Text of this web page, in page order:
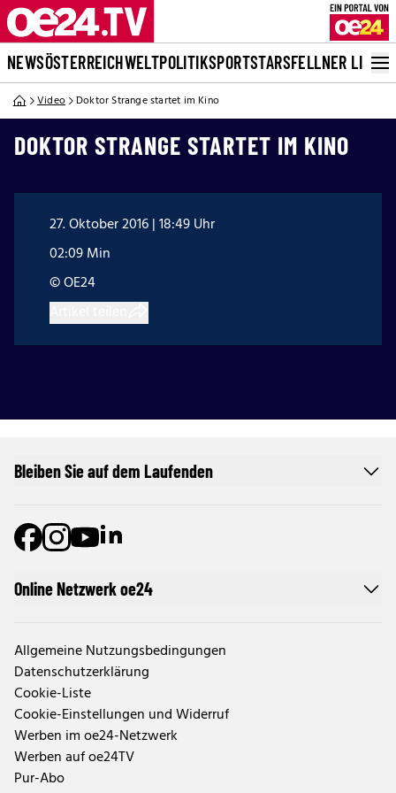
NEWSÖSTERREICHWELTPOLITIKSPORTSTARSFELLNER LIVE
Video Doktor Strange startet im Kino
DOKTOR STRANGE STARTET IM KINO
27. Oktober 2016 | 18:49 Uhr
02:09 Min
© OE24
Online Netzwerk oe24
Allgemeine Nutzungsbedingungen
Datenschutzerklärung
Cookie-Liste
Cookie-Einstellungen und Widerruf
Werben im oe24-Netzwerk
Werben auf oe24TV
Pur-Abo
Bleiben Sie auf dem Laufenden